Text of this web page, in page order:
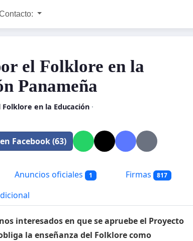
el Folklore en la
Panameña
en la Educación·
Facebook (63)
Anuncios oficiales 1 Firmas 817
interesados en que se apruebe el Proyecto
la enseñanza del Folklore como